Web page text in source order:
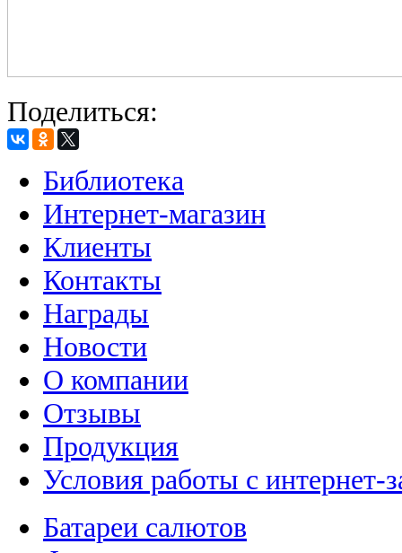
Поделиться:
Библиотека
Интернет-магазин
Клиенты
Контакты
Награды
Новости
О компании
Отзывы
Продукция
Условия работы с интернет-
Батареи салютов